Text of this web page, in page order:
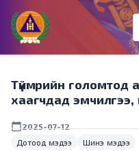
Түймрийн голомтод
хаагчдад эмчилгээ,
calendar_today2025-07-12
Дотоод мэдээ
Шинэ мэдээ